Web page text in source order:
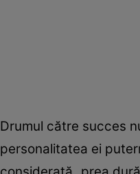
Drumul către succes
personalitatea ei